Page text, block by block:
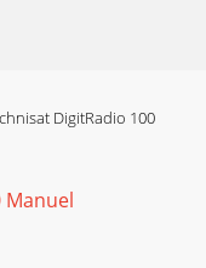
DigitRadio 100
Manuel